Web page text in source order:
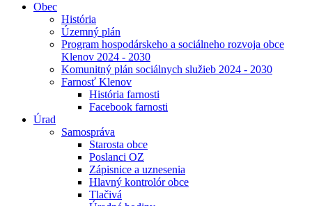
Obec
História
Územný plán
Program hospodárskeho a sociálneho rozvoja obce
Klenov 2024 - 2030
Komunitný plán sociálnych služieb 2024 - 2030
Farnosť Klenov
História farnosti
Facebook farnosti
Úrad
Samospráva
Starosta obce
Poslanci OZ
Zápisnice a uznesenia
Hlavný kontrolór obce
Tlačivá